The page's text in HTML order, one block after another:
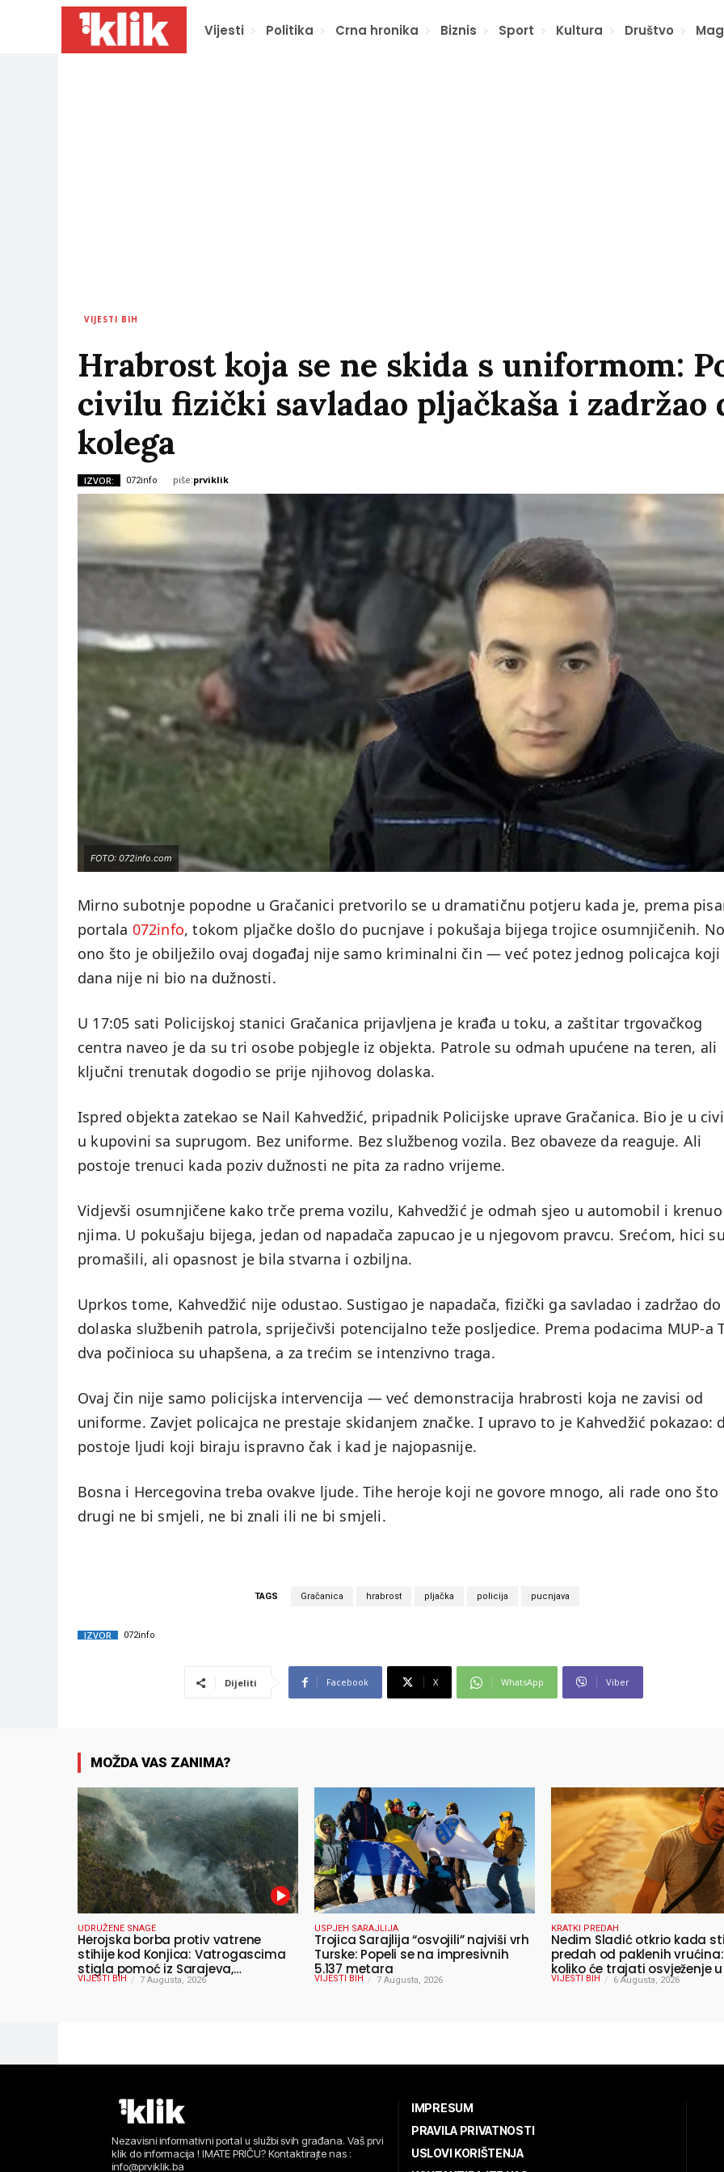
Vijesti Politika Crna hronika Biznis Sport Kultura Društvo
VIJESTI BIH
Hrabrost koja se ne skida s uniformom:
civilu fizički savladao pljačkaša i zadržao
kolega
IZVOR: 072info piše:prviklik
FOTO: 072info.com
Mirno subotnje popodne u Gračanici pretvorilo se u dramatičnu potjeru kada je, prema
portala 072info, tokom pljačke došlo do pucnjave i pokušaja bijega trojice osumnjičenih.
ono što je obilježilo ovaj događaj nije samo kriminalni čin — već potez jednog policajca
dana nije ni bio na dužnosti.
U 17:05 sati Policijskoj stanici Gračanica prijavljena je krađa u toku, a zaštitar trgovačkog
centra naveo je da su tri osobe pobjegle iz objekta. Patrole su odmah upućene na teren, ali
ključni trenutak dogodio se prije njihovog dolaska.
Ispred objekta zatekao se Nail Kahvedžić, pripadnik Policijske uprave Gračanica. Bio je u
u kupovini sa suprugom. Bez uniforme. Bez službenog vozila. Bez obaveze da reaguje. Ali
postoje trenuci kada poziv dužnosti ne pita za radno vrijeme.
Vidjevši osumnjičene kako trče prema vozilu, Kahvedžić je odmah sjeo u automobil i krenuo
njima. U pokušaju bijega, jedan od napadača zapucao je u njegovom pravcu. Srećom, hici su
promašili, ali opasnost je bila stvarna i ozbiljna.
Uprkos tome, Kahvedžić nije odustao. Sustigao je napadača, fizički ga savladao i zadržao do
dolaska službenih patrola, spriječivši potencijalno teže posljedice. Prema podacima MUP-a
dva počinioca su uhapšena, a za trećim se intenzivno traga.
Ovaj čin nije samo policijska intervencija — već demonstracija hrabrosti koja ne zavisi od
uniforme. Zavjet policajca ne prestaje skidanjem značke. I upravo to je Kahvedžić pokazao:
postoje ljudi koji biraju ispravno čak i kad je najopasnije.
Bosna i Hercegovina treba ovakve ljude. Tihe heroje koji ne govore mnogo, ali rade ono što
drugi ne bi smjeli, ne bi znali ili ne bi smjeli.
TAGS Gračanica hrabrost pljačka policija pucnjava
IZVOR 072info
Dijeliti Facebook X WhatsApp Viber
MOŽDA VAS ZANIMA?
UDRUŽENE SNAGE
Herojska borba protiv vatrene
stihije kod Konjica: Vatrogascima
stigla pomoć iz Sarajeva,
helikopteri i Air Tractori udružili
VIJESTI BIH 7 Augusta, 2026
USPJEH SARAJLIJA
Trojica Sarajlija “osvojili” najviši vrh
Turske: Popeli se na impresivnih
5.137 metara
VIJESTI BIH 7 Augusta, 2026
KRATKI PREDAH
Nedim Sladić otkrio kada
predah od paklenih vrućina:
koliko će trajati osvježenje u
VIJESTI BIH 6 Augusta, 2026
Nezavisni informativni portal u službi svih građana. Vaš prvi
klik do informacija ! IMATE PRIČU? Kontaktirajte nas :
info@prviklik.ba
IMPRESUM
PRAVILA PRIVATNOSTI
USLOVI KORIŠTENJA